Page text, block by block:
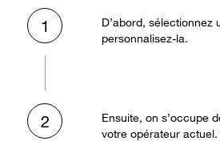
1
D’abord, sélectionnez
personnalisez-la.
2
Ensuite, on s’occupe
votre opérateur